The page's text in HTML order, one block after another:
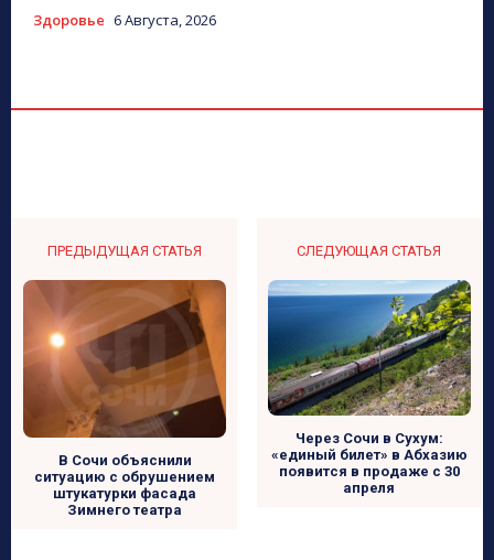
Здоровье 6 Августа, 2026
ПРЕДЫДУЩАЯ СТАТЬЯ
В Сочи объяснили
ситуацию с обрушением
штукатурки фасада
Зимнего театра
СЛЕДУЮЩАЯ СТАТЬЯ
Через Сочи в Сухум:
«единый билет» в Абхазию
появится в продаже с 30
апреля